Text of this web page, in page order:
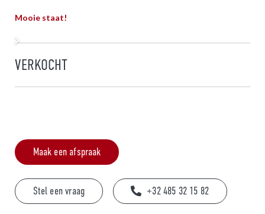
Mooie staat!
VERKOCHT
Maak een afspraak
Stel een vraag +32 485 32 15 82